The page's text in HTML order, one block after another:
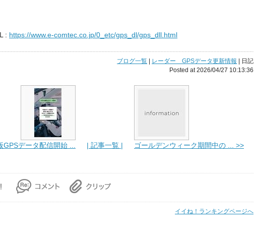
: https://www.e-comtec.co.jp/0_etc/gps_dl/gps_dll.html
ブログ一覧 レーダー GPSデータ更新情報 | 日記
Posted at 2026/04/27 10:13:36
データ配信開始 ... | 記事一覧 | ゴールデンウィーク期間中の ... >>
イイね！ランキングページへ